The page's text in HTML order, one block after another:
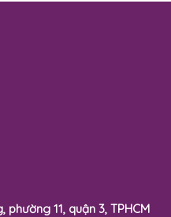
11, quận 3, TPHCM